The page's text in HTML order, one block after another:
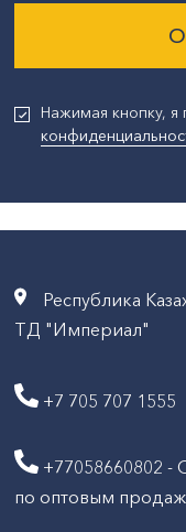
Нажимая кнопку,
Республика
ТД "Империал"
+7 705 707 1555
+77058660802 -
по оптовым